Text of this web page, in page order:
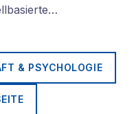
& PSYCHOLOGIE